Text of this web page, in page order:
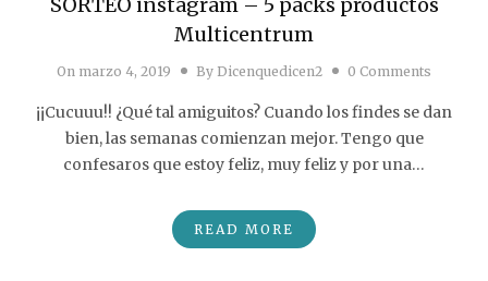
Multicentrum
On marzo 4, 2019 By Dicenquedicen2 0 Comments
¡¡Cucuuu!! ¿Qué tal amiguitos? Cuando los findes se dan
bien, las semanas comienzan mejor. Tengo que
confesaros que estoy feliz, muy feliz y por una…
READ MORE